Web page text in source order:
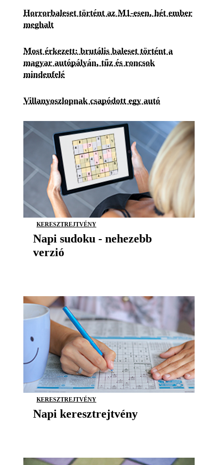
Horrorbaleset történt az M1-esen, hét ember
meghalt
Most érkezett: brutális baleset történt a
magyar autópályán, tűz és roncsok
mindenfelé
Villanyoszlopnak csapódott egy autó
KERESZTREJTVÉNY
Napi sudoku - nehezebb
verzió
KERESZTREJTVÉNY
Napi keresztrejtvény